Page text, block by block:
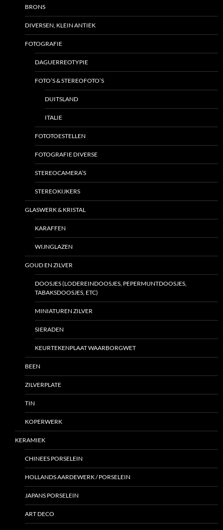
BRONS
DIVERSEN, KLEIN ANTIEK
FOTOGRAFIE
DAGUERREOTYPIE
FOTO’S & STEREOFOTO’S
DUITSLAND
ITALIE
FOTOTOESTELLEN
FOTOGRAFIE DIVERSE
STEREOCAMERA’S
STEREOKIJKERS
GLASWERK & KRISTAL
KARAFFEN
WIJNGLAZEN
GOUD EN ZILVER
DOOSJES (LODEREINDOOSJES, PEPERMUNTDOOSJES,
TABAKSDOOSJES, ETC)
MINIATUREN ZILVER
SIERADEN
KEURTEKENPLAAT WAARBORGWET
BEEN
ZILVERPLATE
TIN
KOPERWERK
KERAMIEK
CHINEES PORSELEIN
HOLLANDS AARDEWERK / PORSELEIN
JAPANS PORSELEIN
ART DECO